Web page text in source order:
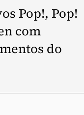
Pop!, Pop!
com
do